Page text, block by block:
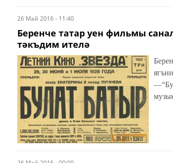
26 Май 2016 - 11:40
Беренче татар уен фильмы
тәкъдим ителә